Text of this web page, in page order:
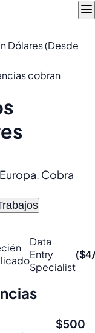
Dólares (Desde
cobran
Cobra
Data
Entry
Specialist
$500